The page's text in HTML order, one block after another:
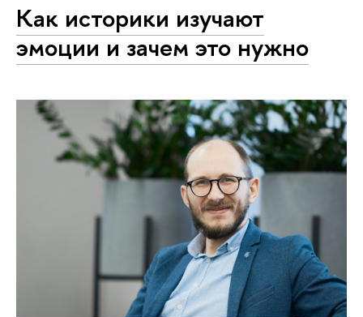
Как историки изучают
эмоции и зачем это нужно